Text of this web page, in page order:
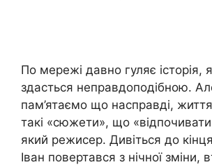
По мережі давно гуляє історія,
здасться неправдоподібною.
пам’ятаємо що насправді,
такі «сюжети», що
який режисер. Дивіться до
Іван повертався з нічної зміни,